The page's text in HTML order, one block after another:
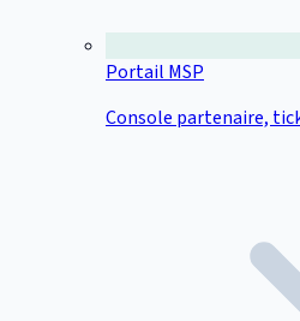
Portail MSP
Console partenaire,